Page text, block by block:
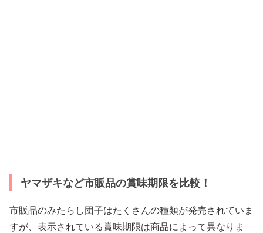
ヤマザキなど市販品の賞味期限を比較！
市販品のみたらし団子はたくさんの種類が発売されていま
すが、表示されている賞味期限は商品によって異なりま